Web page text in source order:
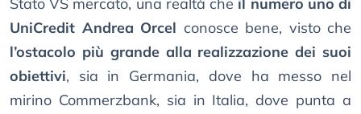
Stato VS mercato, una realtà che il numero uno di
UniCredit Andrea Orcel conosce bene, visto che
l’ostacolo più grande alla realizzazione dei suoi
obiettivi, sia in Germania, dove ha messo nel
mirino Commerzbank, sia in Italia, dove punta a